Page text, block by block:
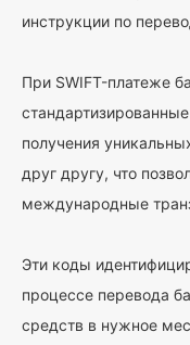
инструкции по
При SWIFT-платеже
получения
друг другу, что
международные
Эти коды
процессе перевода
средств в нужное